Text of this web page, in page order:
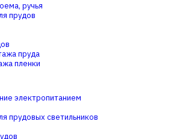
ручья
прудов
пруда
пленки
электропитанием
прудовых светильников